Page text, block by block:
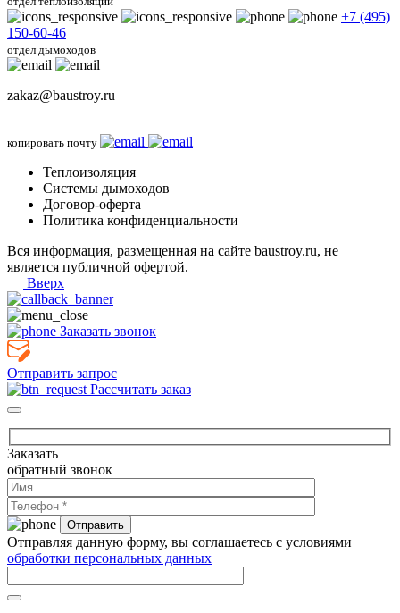
+7 (495)
150-60-46
отдел дымоходов
zakaz@baustroy.ru
копировать почту
Теплоизоляция
Системы дымоходов
Договор-оферта
Политика конфиденциальности
Вся информация, размещенная на сайте baustroy.ru, не
является публичной офертой.
Вверх
Заказать звонок
Отправить запрос
Рассчитать заказ
Заказать
обратный звонок
Отправляя данную форму, вы соглашаетесь с условиями
обработки персональных данных